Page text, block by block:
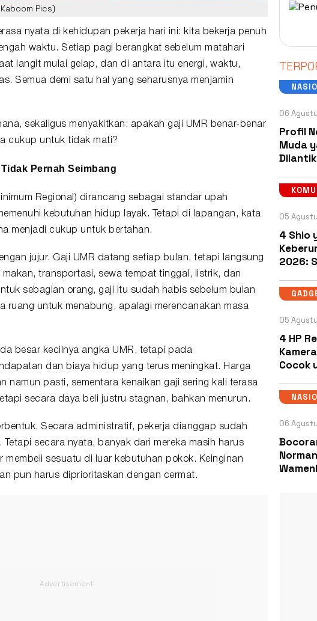
Pics)
nyata di kehidupan pekerja hari ini: kita bekerja penuh
waktu. Setiap pagi berangkat sebelum matahari
langit mulai gelap, dan di antara itu energi, waktu,
Semua demi satu hal yang seharusnya menjamin
sekaligus menyakitkan: apakah gaji UMR benar-benar
cukup untuk tidak mati?
Pernah Seimbang
Regional) dirancang sebagai standar upah
kebutuhan hidup layak. Tetapi di lapangan, kata
menjadi cukup untuk bertahan.
jujur. Gaji UMR datang setiap bulan, tetapi langsung
transportasi, sewa tempat tinggal, listrik, dan
sebagian orang, gaji itu sudah habis sebelum bulan
ruang untuk menabung, apalagi merencanakan masa
besar kecilnya angka UMR, tetapi pada
dan biaya hidup yang terus meningkat. Harga
namun pasti, sementara kenaikan gaji sering kali terasa
secara daya beli justru stagnan, bahkan menurun.
Secara administratif, pekerja dianggap sudah
Tetapi secara nyata, banyak dari mereka masih harus
membeli sesuatu di luar kebutuhan pokok. Keinginan
pun harus diprioritaskan dengan cermat.
06
Profil
Muda
05
4 Shio
2026:
05
4 HP
Cocok
06